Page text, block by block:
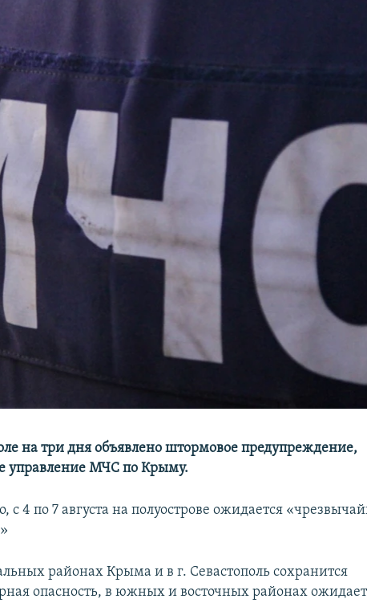
на три дня объявлено штормовое предупреждение,
управление МЧС по Крыму.
с 4 по 7 августа на полуострове ожидается
районах Крыма и в г. Севастополь сохранится
опасность, в южных и восточных районах